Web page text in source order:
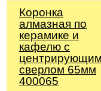
Коронка
алмазная по
керамике и
кафелю с
центрирующим
сверлом 65мм
400065